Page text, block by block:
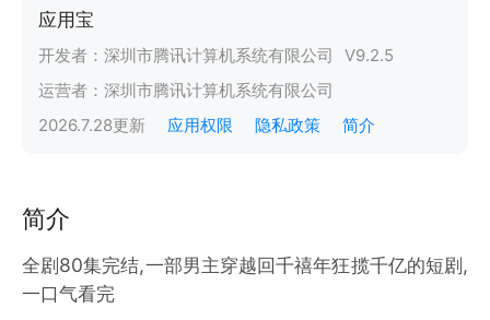
应用宝
开发者： 深圳市腾讯计算机系统有限公司 V9.2.5
运营者： 深圳市腾讯计算机系统有限公司
2026.7.28更新 应用权限 隐私政策 简介
简介
全剧80集完结,一部男主穿越回千禧年狂揽千亿的短剧,
一口气看完